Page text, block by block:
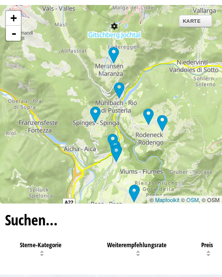
+
-
KARTE
©Maptoolkit©OSM, © OSM
Suchen…
Sterne-Kategorie Weiterempfehlungsrate Preis